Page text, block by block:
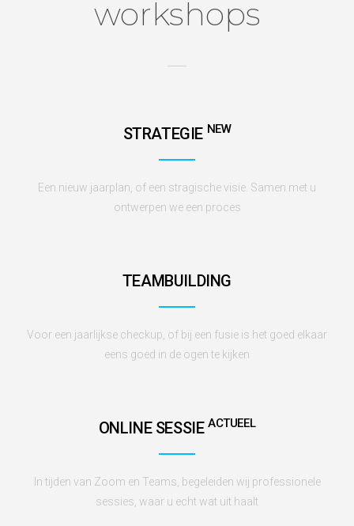
workshops
STRATEGIE NEW
Een nieuw jaarplan, of een stragische visie. Samen met u
ontwerpen we een proces
TEAMBUILDING
Voor een jaarlijkse checkup, of bij een fusie is het goed elkaar
eens goed in de ogen te kijken
ONLINE SESSIEACTUEEL
In tijden van Zoom en Teams, begeleiden wij professionele
sessies, waar u echt wat uit haalt